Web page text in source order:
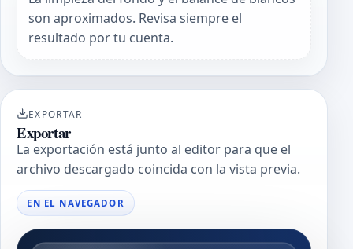
son aproximados. Revisa siempre el
resultado por tu cuenta.
EXPORTAR
Exportar
La exportación está junto al editor para que el
archivo descargado coincida con la vista previa.
EN EL NAVEGADOR